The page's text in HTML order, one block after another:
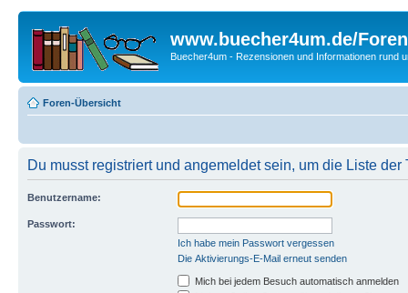
www.buecher4um.de/Foren
Buecher4um - Rezensionen und Informationen rund
Foren-Übersicht
Du musst registriert und angemeldet sein, um die Liste
Benutzername:
Passwort:
Ich habe mein Passwort vergessen
Die Aktivierungs-E-Mail erneut senden
Mich bei jedem Besuch automatisch anmelden